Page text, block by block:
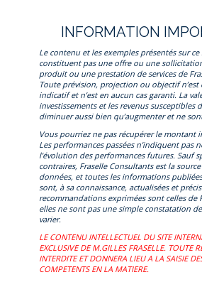
INFORMATION
Le contenu et les exemples présentés sur
constituent pas une offre ou une
produit ou une prestation de services de
Toute prévision, projection ou objectif n’est
indicatif et n’est en aucun cas garanti. La
investissements et les revenus susceptibles
diminuer aussi bien qu’augmenter et ne
Vous pourriez ne pas récupérer le montant
Les performances passées n’indiquent pas
l’évolution des performances futures. Sauf
contraires, Fraselle Consultants est la
données, et toutes les informations
sont, à sa connaissance, actualisées et
recommandations exprimées sont celles de
elles ne sont pas une simple constatation
varier.
LE CONTENU INTELLECTUEL DU SITE
EXCLUSIVE DE M.GILLES FRASELLE. TOUTE
INTERDITE ET DONNERA LIEU A LA SAISIE
COMPETENTS EN LA MATIERE.